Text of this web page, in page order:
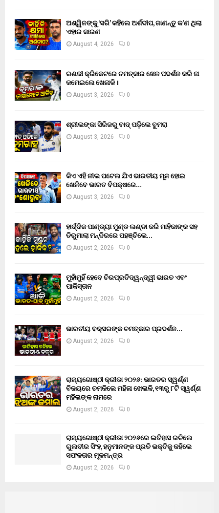
ଅଶ୍ୱିନଙ୍କୁ ‘ସରି’ କହିଲେ ଅର୍ଶଦୀପ, ଜାଣନ୍ତୁ କ’ଣ ଥିଲା
ଏହାର କାରଣ
August 4, 2026 0
ରଣଜୀ କ୍ରିକେଟରେ ଚମତ୍କାର ଖେଳ ପଦର୍ଶନ କରି ନା
କମେଇଲେ ଖେଳାଳି ।
August 3, 2026 0
ଶ୍ରୀଲଙ୍କା ସିରିଜରୁ ବାଦ୍ ପଡ଼ିଲେ ବୁମରା
August 3, 2026 0
କିଏ ଏହି ନୀଲ ପଟେଲ ଯିଏ ଭାରତୀୟ ମୂଳ ହୋଇ
ଖେଳିବେ ଭାରତ ବିପକ୍ଷରେ…
August 3, 2026 0
ହାର୍ଦ୍ଦିକ ପାଣ୍ଡ୍ୟା ମୁଣ୍ଡ ଲଣ୍ଡା କରି ମାହିକାଙ୍କ ସହ
ତିରୁମାଲା ମନ୍ଦିରରେ ପହଞ୍ଚିଲେ…
August 2, 2026 0
ମୁହାଁମୁହିଁ ହେବେ ଚିରପ୍ରତିଦ୍ୱନ୍ଦ୍ୱୀ ଭାରତ ଏବଂ
ପାକିସ୍ତାନ
August 2, 2026 0
ଭାରତୀୟ ବକ୍ସରଙ୍କ ଚମତ୍କାର ପ୍ରଦର୍ଶନ…
August 2, 2026 0
ରାଜ୍ୟଗୋଷ୍ଠୀ କ୍ରୀଡା ୨୦୨୬: ଭାରତର ସ୍ୱର୍ଣ୍ଣ
ବିଜୟରେ ଚମକିଲେ ମହିଳା ଖେଳାଳି, ୧୩ରୁ ୮ଟି ସ୍ୱର୍ଣ୍ଣ
ମହିଳାଙ୍କ ନାମରେ
August 2, 2026 0
ରାଜ୍ୟଗୋଷ୍ଠୀ କ୍ରୀଡା ୨୦୨୬ରେ ଇତିହାସ ରଚିଲେ
ଗୁଲବୀର ସିଂହ, ହନୁମାନଙ୍କ ପ୍ରତି ଭକ୍ତିକୁ କହିଲେ
ସଫଳତାର ମୂଳମନ୍ତ୍ର
August 2, 2026 0